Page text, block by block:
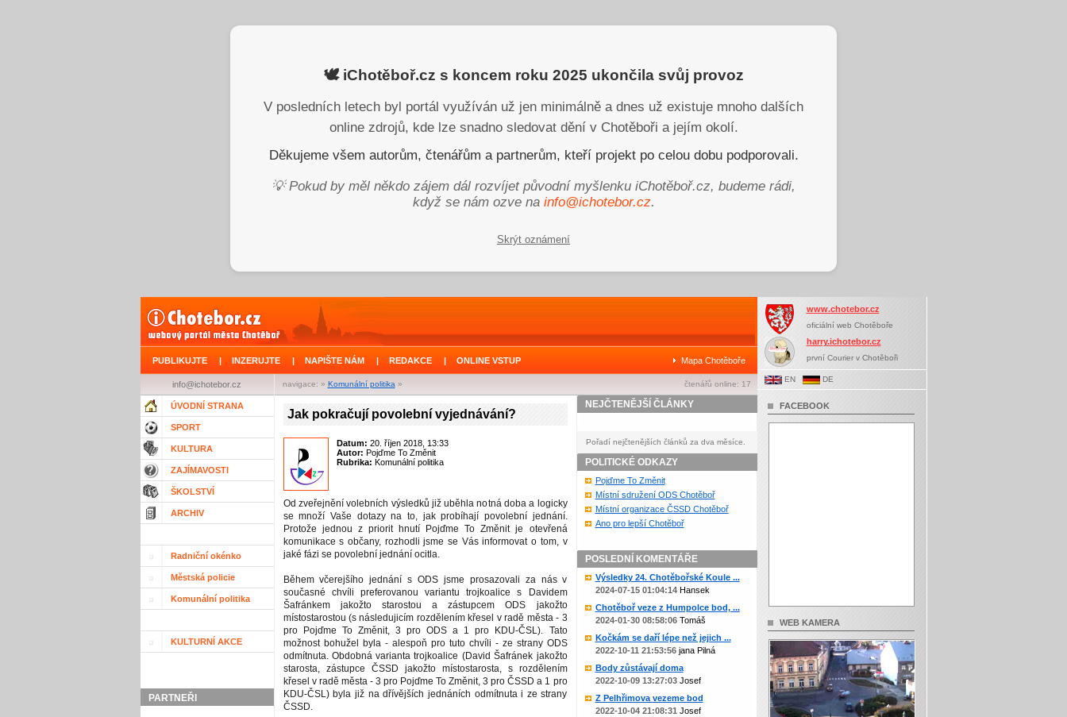
🕊️ iChotěboř.cz s koncem roku 2025 ukončila svůj provoz
V posledních letech byl portál využíván už jen minimálně a dnes už existuje mnoho dalších
online zdrojů, kde lze snadno sledovat dění v Chotěboři a jejím okolí.
Děkujeme všem autorům, čtenářům a partnerům, kteří projekt po celou dobu podporovali.
💡 Pokud by měl někdo zájem dál rozvíjet původní myšlenku iChotěboř.cz, budeme rádi,
když se nám ozve na info@ichotebor.cz.
Skrýt oznámení
PUBLIKUJTE | INZERUJTE | NAPIŠTE NÁM | REDAKCE | ONLINE VSTUP Mapa Chotěboře
navigace: » Komunální politika » čtenářů online: 17
info@ichotebor.cz
ÚVODNÍ STRANA
SPORT
KULTURA
ZAJÍMAVOSTI
ŠKOLSTVÍ
ARCHIV
Radniční okénko
Městská policie
Komunální politika
KULTURNÍ AKCE
PARTNEŘI
Jak pokračují povolební vyjednávání?
Datum: 20. říjen 2018, 13:33
Autor: Pojďme To Změnit
Rubrika: Komunální politika
Od zveřejnění volebních výsledků již uběhla notná doba a logicky
se množí Vaše dotazy na to, jak probíhají povolební jednání.
Protože jednou z priorit hnutí Pojďme To Změnit je otevřená
komunikace s občany, rozhodli jsme se Vás informovat o tom, v
jaké fázi se povolební jednání ocitla.
Během včerejšího jednání s ODS jsme prosazovali za nás v
současné chvíli preferovanou variantu trojkoalice s Davidem
Šafránkem jakožto starostou a zástupcem ODS jakožto
místostarostou (s následujicím rozdělením křesel v radě města - 3
pro Pojďme To Změnit, 3 pro ODS a 1 pro KDU-ČSL). Tato
možnost bohužel byla - alespoň pro tuto chvíli - ze strany ODS
odmítnuta. Obdobná varianta trojkoalice (David Šafránek jakožto
starosta, zástupce ČSSD jakožto místostarosta, s rozdělením
křesel v radě města - 3 pro Pojďme To Změnit, 3 pro ČSSD a 1 pro
KDU-ČSL) byla již na dřívějších jednáních odmítnuta i ze strany
ČSSD.
NEJČTENĚJŠÍ ČLÁNKY
Pořadí nejčtenějších článků za dva měsíce.
POLITICKÉ ODKAZY
Pojďme To Změnit
Místní sdružení ODS Chotěboř
Místní organizace ČSSD Chotěboř
Ano pro lepší Chotěboř
POSLEDNÍ KOMENTÁŘE
Výsledky 24. Chotěbořské Koule ...
2024-07-15 01:04:14Hansek
Chotěboř veze z Humpolce bod, ...
2024-01-30 08:58:06Tomáš
Kočkám se daří lépe než jejich ...
2022-10-11 21:53:56jana Pilná
Body zůstávají doma
2022-10-09 13:27:03Josef
Z Pelhřimova vezeme bod
2022-10-04 21:08:31 Josef
www.chotebor.cz
oficiální web Chotěboře
harry.ichotebor.cz
první Courier v Chotěboři
EN DE
FACEBOOK
WEB KAMERA